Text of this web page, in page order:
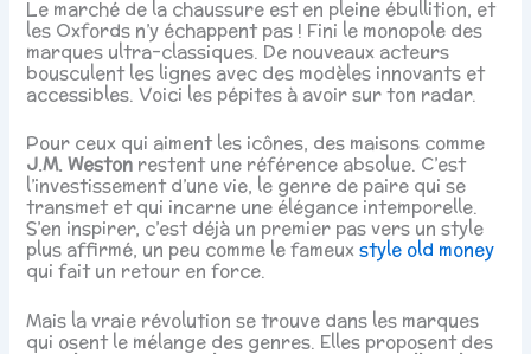
Le marché de la chaussure est en pleine ébullition, et
les Oxfords n’y échappent pas ! Fini le monopole des
marques ultra-classiques. De nouveaux acteurs
bousculent les lignes avec des modèles innovants et
accessibles. Voici les pépites à avoir sur ton radar.
Pour ceux qui aiment les icônes, des maisons comme
J.M. Weston restent une référence absolue. C’est
l’investissement d’une vie, le genre de paire qui se
transmet et qui incarne une élégance intemporelle.
S’en inspirer, c’est déjà un premier pas vers un style
plus affirmé, un peu comme le fameuxstyle old money
qui fait un retour en force.
Mais la vraie révolution se trouve dans les marques
qui osent le mélange des genres. Elles proposent des